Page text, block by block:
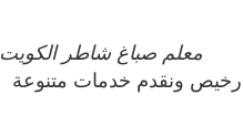
معلم صباغ شاطر الكويت
رخيص ونقدم خدمات متنوعة